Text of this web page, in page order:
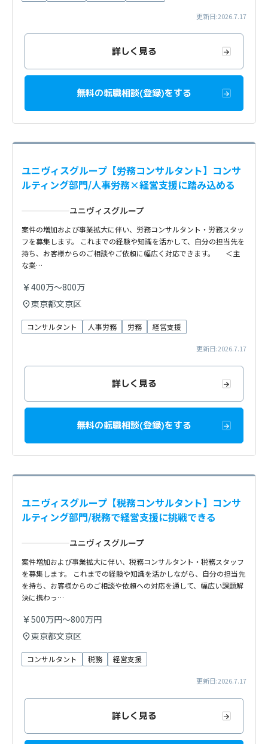
更新日:2026.7.17
詳しく見る
無料の転職相談(登録)をする
ユニヴィスグループ【労務コンサルタント】コンサ
ルティング部門/人事労務×経営支援に踏み込める
ユニヴィスグループ
案件の増加および事業拡大に伴い、労務コンサルタント・労務スタッ
フを募集します。 これまでの経験や知識を活かして、自分の担当先を
持ち、お客様からのご相談やご依頼に幅広く対応できます。 ＜主
な業…
400万〜800万
東京都文京区
コンサルタント 人事労務 労務 経営支援
更新日:2026.7.17
詳しく見る
無料の転職相談(登録)をする
ユニヴィスグループ【税務コンサルタント】コンサ
ルティング部門/税務で経営支援に挑戦できる
ユニヴィスグループ
案件増加および事業拡大に伴い、税務コンサルタント・税務スタッフ
を募集します。 これまでの経験や知識を活かしながら、自分の担当先
を持ち、お客様からのご相談や依頼への対応を通して、幅広い課題解
決に携わっ…
500万円～800万円
東京都文京区
コンサルタント 税務 経営支援
更新日:2026.7.17
詳しく見る